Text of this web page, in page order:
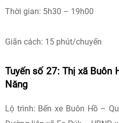
Thời gian: 5h30 – 19h00
Giãn cách: 15 phút/chuyến
Tuyến số 27: Thị xã Buôn
Năng
Lộ trình: Bến xe Buôn Hồ –